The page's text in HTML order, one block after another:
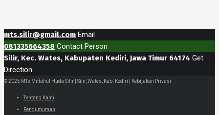
mts.silir@gmail.com Email
081335664358 Contact Person
Silir, Kec. Wates, Kabupaten Kediri, Jawa Timur 64174 Get
Direction
© 2025 MTs Miftahul Huda Silir | Silir, Wates, Kab. Kediri | Kebijakan Privasi
Tentang Kami
Pengumuman